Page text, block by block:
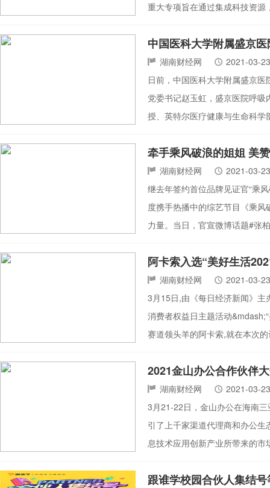
重大专项旨在通过集成科技资
中国医科大学附属盛京
湖南财经网
2021-03-23
日前，中国医科大学附属盛京
党委书记赵玉虹，盛京医院呼
授、英特尔医疗健康与生命科
牵手乘风破浪的姐姐 美
湖南财经网
2021-03-23
继去年签约首位品牌见证官“乘
度携手热播中的综艺节目《乘
力量。当日，官宣微博话题#张
阿卡索入选“美好生活
湖南财经网
2021-03-23
3月15日,由《每日经济新闻》
消费者权益日主题活动
赛道领头羊的阿卡索,就在本次
2021金山办公合作伙伴
湖南财经网
2021-03-23
3月21-22日，金山办公在海南
引了上千家渠道代理商和办公
息技术应用创新产业所带来的市
跟谁学校园合伙人集结